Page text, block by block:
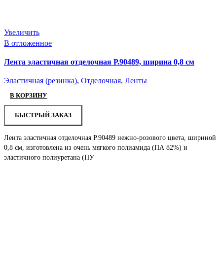
Увеличить
В отложенное
Лента эластичная отделочная Р.90489, ширина 0,8 см
Эластичная (резинка), Отделочная, Ленты
В КОРЗИНУ
БЫСТРЫЙ ЗАКАЗ
Лента эластичная отделочная Р.90489 нежно-розового цвета, шириной
0,8 см, изготовлена из очень мягкого полиамида (ПА 82%) и
эластичного полиуретана (ПУ